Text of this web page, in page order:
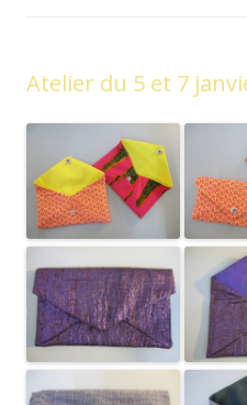
Atelier du 5 et 7